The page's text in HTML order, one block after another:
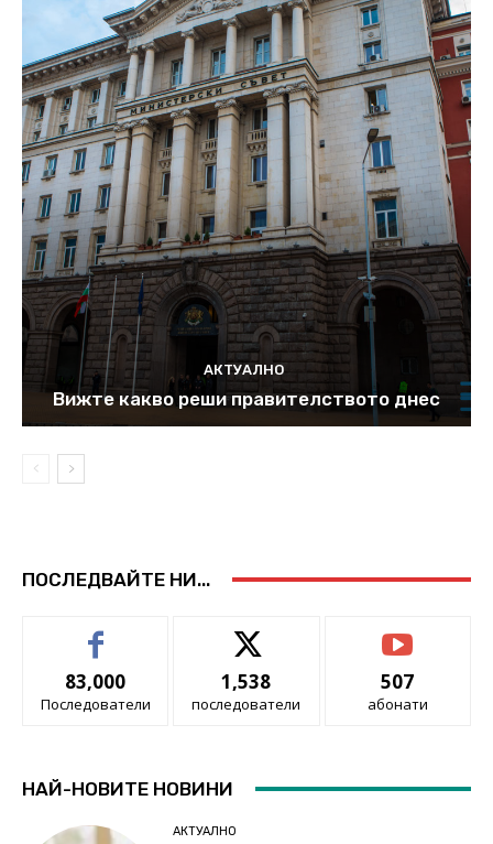
АКТУАЛНО
Вижте какво реши правителството днес
ПОСЛЕДВАЙТЕ НИ...
83,000
Последователи
1,538
последователи
507
абонати
НАЙ-НОВИТЕ НОВИНИ
АКТУАЛНО